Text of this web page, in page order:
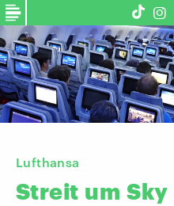
Lufthansa
Streit um Sky